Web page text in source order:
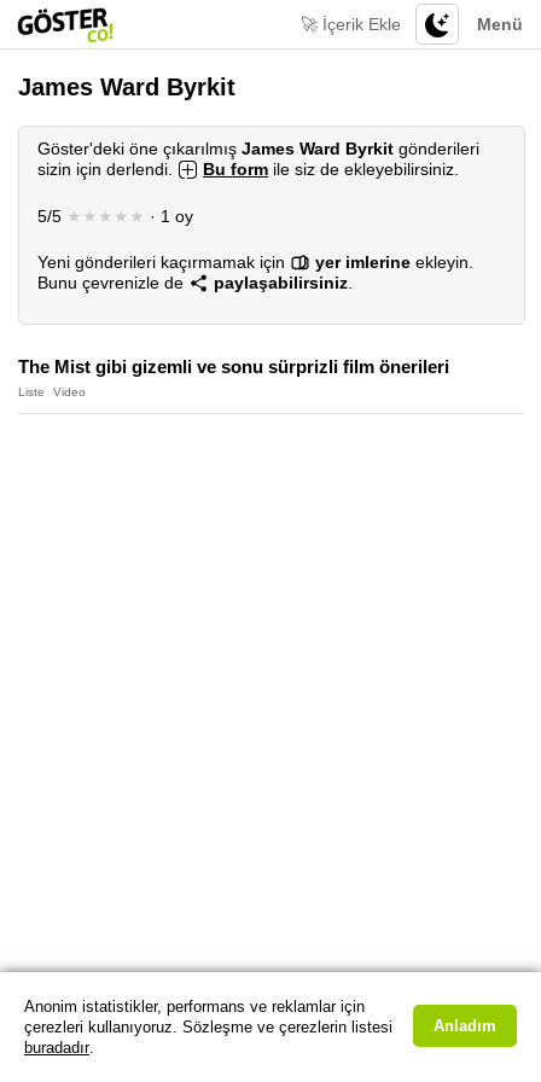
Menü
🚀 İçerik Ekle
James Ward Byrkit
Göster'deki öne çıkarılmış James Ward Byrkit gönderileri
sizin için derlendi.
Bu form ile siz de ekleyebilirsiniz.
5/5 ★★★★★ · 1 oy
Yeni gönderileri kaçırmamak için yer imlerine ekleyin.
Bunu çevrenizle de
paylaşabilirsiniz
The Mist gibi gizemli ve sonu sürprizli film önerileri
Liste Video
Anonim istatistikler, performans ve reklamlar için
çerezleri kullanıyoruz. Sözleşme ve çerezlerin listesi
buradadır.
Anladım